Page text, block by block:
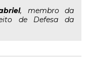
, membro da
de Defesa da